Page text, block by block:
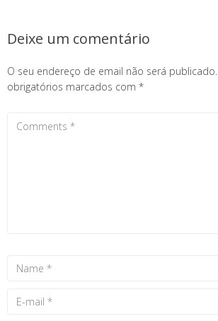
Deixe um comentário
O seu endereço de email não será publicado.
obrigatórios marcados com *